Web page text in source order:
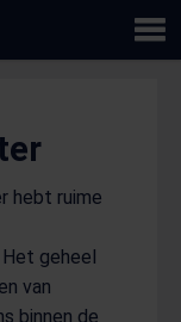
hebt ruime
geheel
van
binnen de